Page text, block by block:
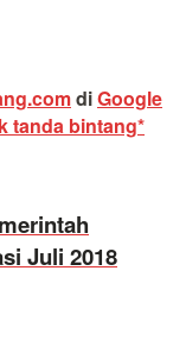
diGoogle
tanda bintang*
Juli 2018